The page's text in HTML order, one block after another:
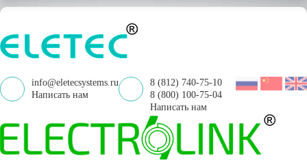
info@eletecsystems.ru
Написать нам
8 (812) 740-75-10
8 (800) 100-75-04
Написать нам